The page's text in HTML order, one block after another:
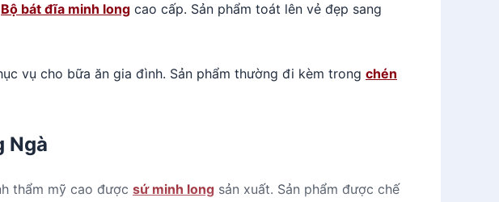
Bộ bát đĩa minh long cao cấp. Sản phẩm toát lên vẻ đẹp sang
vụ cho bữa ăn gia đình. Sản phẩm thường đi kèm trong chén
Ngà
thẩm mỹ cao được sứ minh long sản xuất. Sản phẩm được chế